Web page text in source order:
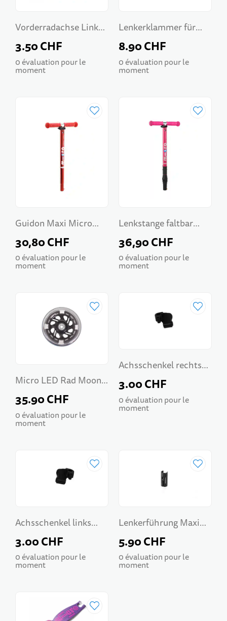
Vorderradachse Links
Maxi Micro
3.50 CHF
0 évaluation pour le
moment
Lenkerklammer für
Maxi Micro
8.90 CHF
0 évaluation pour le
moment
Guidon Maxi Micro
Deluxe
30,80 CHF
0 évaluation pour le
moment
Lenkstange faltbar
Maxi Deluxe
36,90 CHF
0 évaluation pour le
moment
Micro LED Rad Moon
Maxi Micro
35.90 CHF
0 évaluation pour le
moment
Achsschenkel rechts
Maxi Micro
3.00 CHF
0 évaluation pour le
moment
Achsschenkel links
Maxi Micro
3.00 CHF
0 évaluation pour le
moment
Lenkerführung Maxi
Micro
5.90 CHF
0 évaluation pour le
moment